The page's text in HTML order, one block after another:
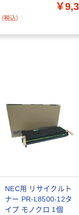
（税込）
￥
NEC用 リサイクルト
ナー PR-L8500-12タ
イプ モノクロ 1個